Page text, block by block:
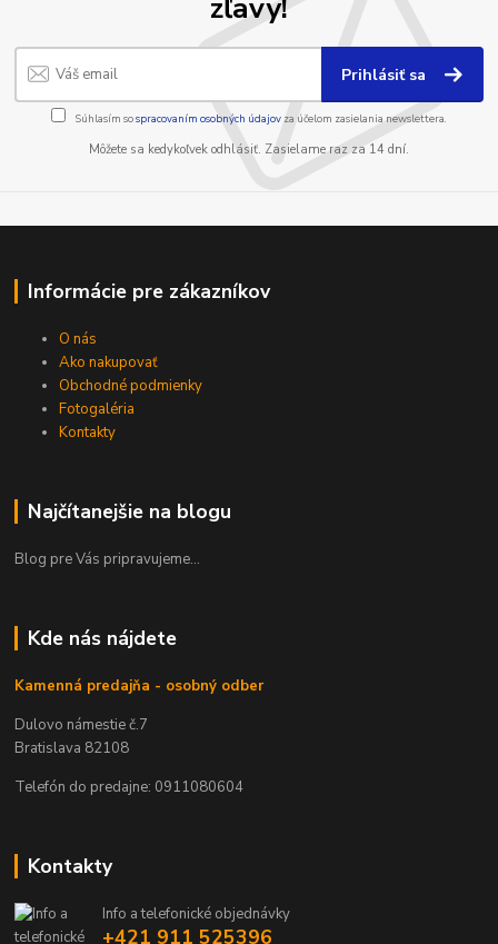
Prihlásiť sa
Súhlasím sospracovaním osobných údajov za účelom zasielania newslettera.
Môžete sa kedykoľvek odhlásiť. Zasielame raz za 14 dní.
Informácie pre zákazníkov
O nás
Ako nakupovať
Obchodné podmienky
Fotogaléria
Kontakty
Najčítanejšie na blogu
Blog pre Vás pripravujeme...
Kde nás nájdete
Kamenná predajňa - osobný odber
Dulovo námestie č.7
Bratislava 82108
Telefón do predajne: 0911080604
Kontakty
Info a telefonické objednávky
+421 911 525396